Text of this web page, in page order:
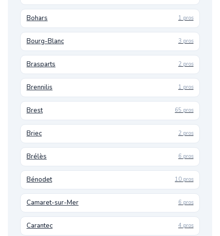
Bohars 1 pros
Bourg-Blanc 3 pros
Brasparts 2 pros
Brennilis 1 pros
Brest 65 pros
Briec 2 pros
Brélès 6 pros
Bénodet 10 pros
Camaret-sur-Mer 6 pros
Carantec 4 pros